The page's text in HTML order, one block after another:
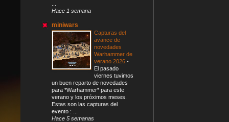
Hace 1 semana
miniwars
Capturas del
avance de
novedades
Warhammer de
verano 2026 -
El pasado
viernes tuvimos
un buen reparto de novedades
para *Warhammer* para este
verano y los próximos meses.
Estas son las capturas del
evento : ...
Hace 5 semanas